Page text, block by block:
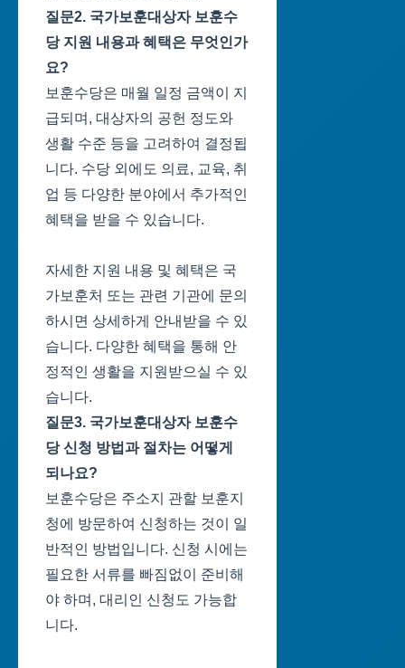
질문2. 국가보훈대상자 보훈수
당 지원 내용과 혜택은 무엇인가
요?
보훈수당은 매월 일정 금액이 지
급되며, 대상자의 공헌 정도와
생활 수준 등을 고려하여 결정됩
니다. 수당 외에도 의료, 교육, 취
업 등 다양한 분야에서 추가적인
혜택을 받을 수 있습니다.
자세한 지원 내용 및 혜택은 국
가보훈처 또는 관련 기관에 문의
하시면 상세하게 안내받을 수 있
습니다. 다양한 혜택을 통해 안
정적인 생활을 지원받으실 수 있
습니다.
질문3. 국가보훈대상자 보훈수
당 신청 방법과 절차는 어떻게
되나요?
보훈수당은 주소지 관할 보훈지
청에 방문하여 신청하는 것이 일
반적인 방법입니다. 신청 시에는
필요한 서류를 빠짐없이 준비해
야 하며, 대리인 신청도 가능합
니다.